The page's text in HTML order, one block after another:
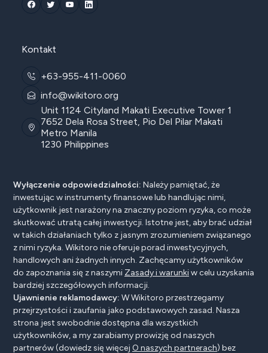
Kontakt
+63-955-411-0060
info@wikitoro.org
Unit 1124 Cityland Makati Executive Tower 1
7652 Dela Rosa Street, Pio Del Pilar Makati
Metro Manila
1230 Philippines
Wyłączenie odpowiedzialności: Należy pamiętać, że
inwestując w instrumenty finansowe lub handlując nimi,
użytkownik jest narażony na znaczny poziom ryzyka, co może
skutkować utratą całej inwestycji. Istotne jest, aby brać udział
w takich działaniach tylko z jasnym zrozumieniem związanego
z nimi ryzyka. Wikitoro nie oferuje porad inwestycyjnych,
handlowych ani żadnych innych. Zachęcamy użytkowników
do zapoznania się z naszymi Zasady i warunkiw celu uzyskania
bardziej szczegółowych informacji.
Ujawnienie reklamodawcy: W Wikitoro przestrzegamy
przejrzystości i zaufania jako podstawowych zasad. Nasza
strona jest swobodnie dostępna dla wszystkich
użytkowników, a my zarabiamy prowizję od naszych
partnerów (dowiedz się więcej O naszych partnerach) bez